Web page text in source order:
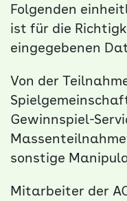
Folgenden
ist für die
eingegebenen
Von der
Gewinnspiel-
sonstige
Mitarbeiter der